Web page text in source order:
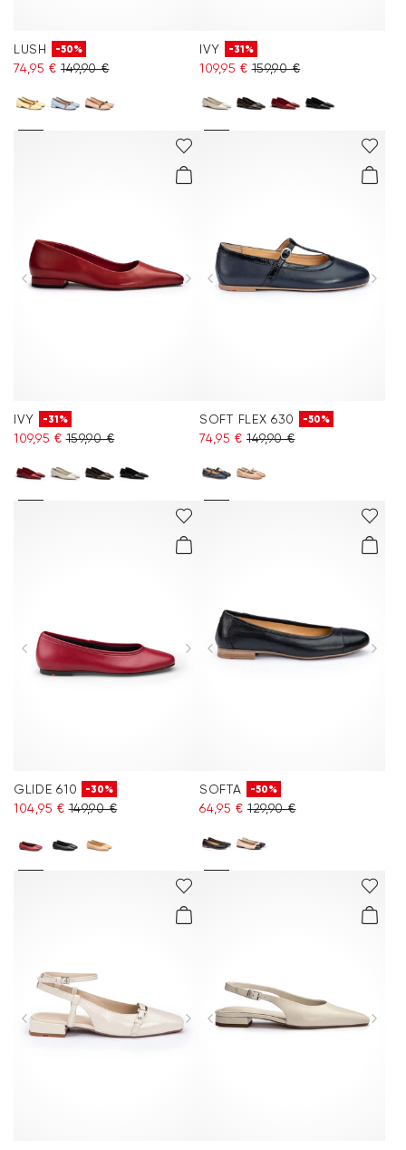
LUSH -50%
74,95 € 149,90 €
IVY -31%
109,95 € 159,90 €
IVY -31%
109,95 € 159,90 €
SOFT FLEX 630 -50%
74,95 € 149,90 €
GLIDE 610 -30%
104,95 € 149,90 €
SOFTA -50%
64,95 € 129,90 €